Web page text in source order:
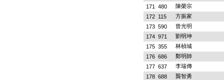
171
480
陳榮宗
172 115
方振家
173 590
曾光明
174 971
劉明坤
175 355
林楨城
176 686
鄭明師
177 637
李瑞傳
178 688
龔智勇